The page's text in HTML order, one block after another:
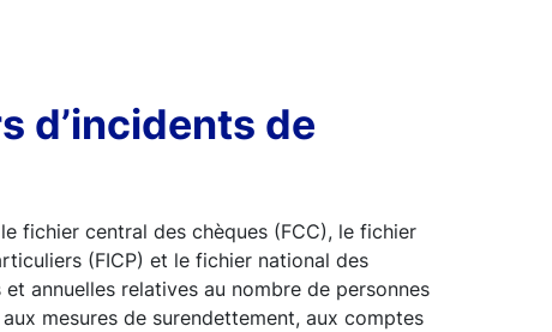
d’incidents de
fichier central des chèques (FCC), le fichier
(FICP) et le fichier national des
annuelles relatives au nombre de personnes
mesures de surendettement, aux comptes